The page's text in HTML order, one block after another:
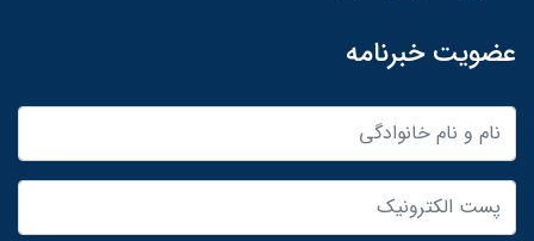
عضویت خبرنامه